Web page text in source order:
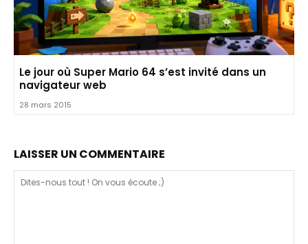
Le jour où Super Mario 64 s’est invité dans un
navigateur web
28 mars 2015
LAISSER UN COMMENTAIRE